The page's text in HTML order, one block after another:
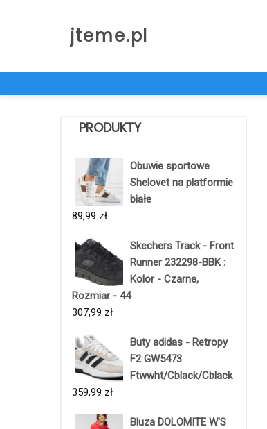
jteme.pl
PRODUKTY
Obuwie sportowe
Shelovet na platformie
białe
89,99 zł
Skechers Track - Front
Runner 232298-BBK :
Kolor - Czarne,
Rozmiar - 44
307,99 zł
Buty adidas - Retropy
F2 GW5473
Ftwwht/Cblack/Cblack
359,99 zł
Bluza DOLOMITE W'S